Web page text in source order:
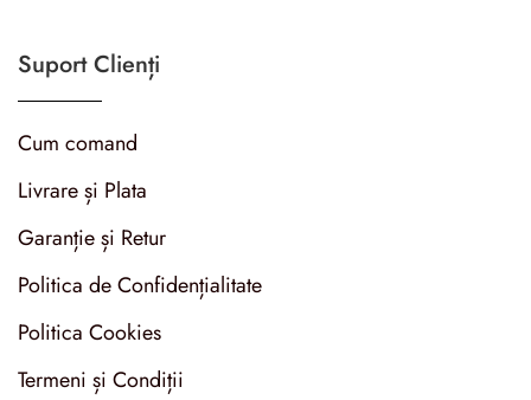
Suport Clienți
Cum comand
Livrare și Plata
Garanție și Retur
Politica de Confidențialitate
Politica Cookies
Termeni și Condiții